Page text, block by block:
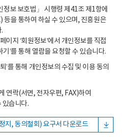
보 보호법」 시행령 제41조 제1항에
등을 통하여 하실 수 있으며, 진흥원은
이지 ‘회원정보’에서 개인정보를 직접
기’를 통해 열람을 요청할 수 있습니다.
’를 통해 개인정보의 수집 및 이용 동의
연락(서면, 전자우편, FAX)하여
있습니다.
지, 동의철회) 요구서 다운로드